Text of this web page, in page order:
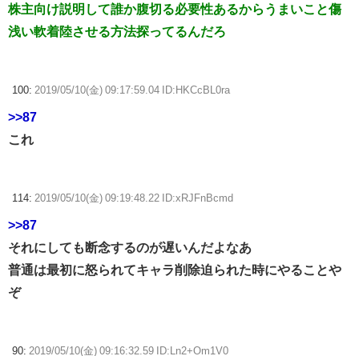
株主向け説明して誰か腹切る必要性あるからうまいこと傷
浅い軟着陸させる方法探ってるんだろ
100: 2019/05/10(金) 09:17:59.04 ID:HKCcBL0ra
>>87
これ
114: 2019/05/10(金) 09:19:48.22 ID:xRJFnBcmd
>>87
それにしても断念するのが遅いんだよなあ
普通は最初に怒られてキャラ削除迫られた時にやることや
ぞ
90: 2019/05/10(金) 09:16:32.59 ID:Ln2+Om1V0